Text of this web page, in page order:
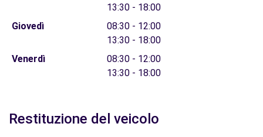
13:30 - 18:00
Giovedì
08:30 - 12:00
13:30 - 18:00
Venerdì
08:30 - 12:00
13:30 - 18:00
Restituzione del veicolo